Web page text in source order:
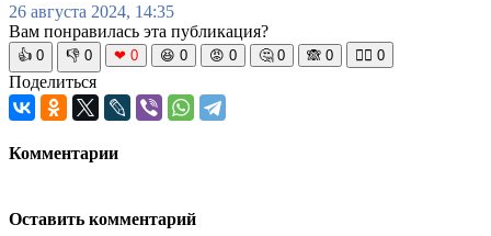
26 августа 2024, 14:35
Вам понравилась эта публикация?
👍 0 👎 0 ❤ 0 😆 0 😡 0 🤔 0 🙈 0 🧘‍♀️ 0
Поделиться
Комментарии
Оставить комментарий